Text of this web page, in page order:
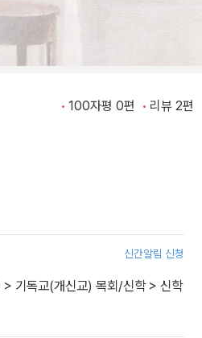
100자평 0편 리뷰 2편
신간알림 신청
> 기독교(개신교) 목회/신학> 신학